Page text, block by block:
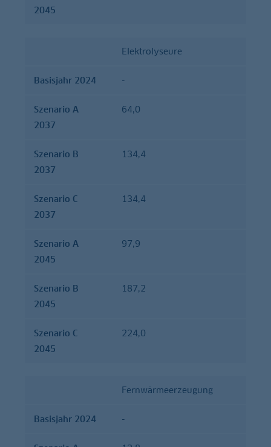
2045
Elektrolyseure
Basisjahr 2024 -
Szenario A
2037
64,0
Szenario B
2037
134,4
Szenario C
2037
134,4
Szenario A
2045
97,9
Szenario B
2045
187,2
Szenario C
2045
224,0
Fernwärmeerzeugung
Basisjahr 2024 -